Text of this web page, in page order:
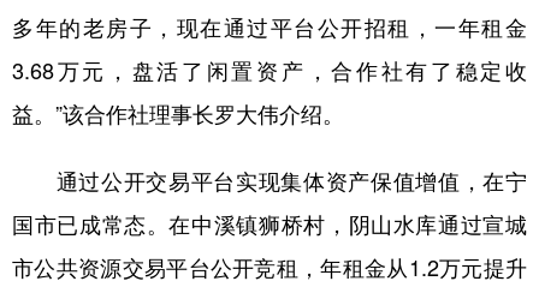
多年的老房子，现在通过平台公开招租，一年租金
3.68万元，盘活了闲置资产，合作社有了稳定收
益。”该合作社理事长罗大伟介绍。
通过公开交易平台实现集体资产保值增值，在宁
国市已成常态。在中溪镇狮桥村，阴山水库通过宣城
市公共资源交易平台公开竞租，年租金从1.2万元提升